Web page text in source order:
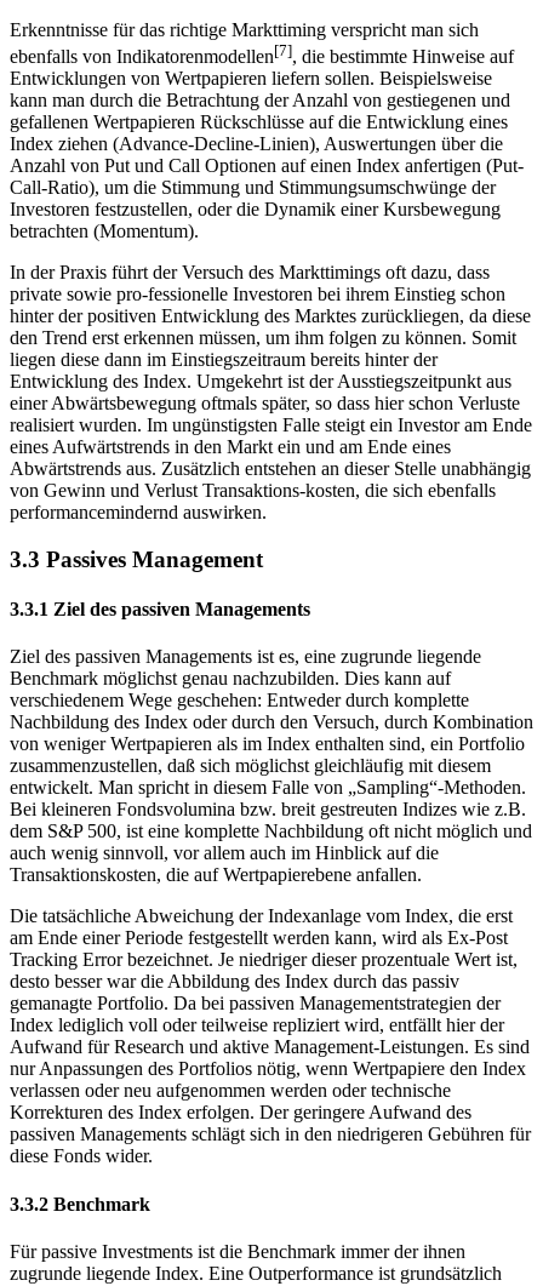
Erkenntnisse für das richtige Markttiming verspricht man sich
ebenfalls von Indikatorenmodellen[7], die bestimmte Hinweise auf
Entwicklungen von Wertpapieren liefern sollen. Beispielsweise
kann man durch die Betrachtung der Anzahl von gestiegenen und
gefallenen Wertpapieren Rückschlüsse auf die Entwicklung eines
Index ziehen (Advance-Decline-Linien), Auswertungen über die
Anzahl von Put und Call Optionen auf einen Index anfertigen (Put-
Call-Ratio), um die Stimmung und Stimmungsumschwünge der
Investoren festzustellen, oder die Dynamik einer Kursbewegung
In der Praxis führt der Versuch des Markttimings oft dazu, dass
private sowie pro-fessionelle Investoren bei ihrem Einstieg schon
hinter der positiven Entwicklung des Marktes zurückliegen, da diese
den Trend erst erkennen müssen, um ihm folgen zu können. Somit
liegen diese dann im Einstiegszeitraum bereits hinter der
Entwicklung des Index. Umgekehrt ist der Ausstiegszeitpunkt aus
einer Abwärtsbewegung oftmals später, so dass hier schon Verluste
realisiert wurden. Im ungünstigsten Falle steigt ein Investor am Ende
eines Aufwärtstrends in den Markt ein und am Ende eines
Abwärtstrends aus. Zusätzlich entstehen an dieser Stelle unabhängig
von Gewinn und Verlust Transaktions-kosten, die sich ebenfalls
Ziel des passiven Managements ist es, eine zugrunde liegende
Benchmark möglichst genau nachzubilden. Dies kann auf
verschiedenem Wege geschehen: Entweder durch komplette
Nachbildung des Index oder durch den Versuch, durch Kombination
von weniger Wertpapieren als im Index enthalten sind, ein Portfolio
zusammenzustellen, daß sich möglichst gleichläufig mit diesem
entwickelt. Man spricht in diesem Falle von „Sampling“-Methoden.
Bei kleineren Fondsvolumina bzw. breit gestreuten Indizes wie z.B.
dem S&P 500, ist eine komplette Nachbildung oft nicht möglich und
auch wenig sinnvoll, vor allem auch im Hinblick auf die
Die tatsächliche Abweichung der Indexanlage vom Index, die erst
am Ende einer Periode festgestellt werden kann, wird als Ex-Post
Tracking Error bezeichnet. Je niedriger dieser prozentuale Wert ist,
desto besser war die Abbildung des Index durch das passiv
gemanagte Portfolio. Da bei passiven Managementstrategien der
Index lediglich voll oder teilweise repliziert wird, entfällt hier der
Aufwand für Research und aktive Management-Leistungen. Es sind
nur Anpassungen des Portfolios nötig, wenn Wertpapiere den Index
verlassen oder neu aufgenommen werden oder technische
Korrekturen des Index erfolgen. Der geringere Aufwand des
passiven Managements schlägt sich in den niedrigeren Gebühren für
Für passive Investments ist die Benchmark immer der ihnen